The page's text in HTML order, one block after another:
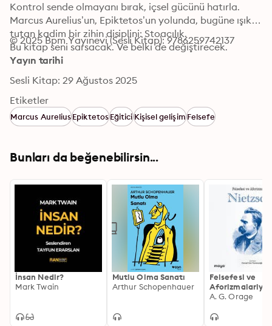
Kontrol sende olmayanı bırak, içsel gücünü hatırla.
Marcus Aurelius’un, Epiktetos’un yolunda, bugüne ışık
tutan kadim bir zihin disiplini: Stoacılık.
Bu kitap seni sarsacak. Ve belki de değiştirecek.
© 2025 Bpm Yayınevi (Sesli Kitap): 9786259742137
Yayın tarihi
Sesli Kitap: 29 Ağustos 2025
Etiketler
Marcus AureliusEpiktetosEğiticiKişisel gelişimFelsefe
Bunları da beğenebilirsin...
İnsan Nedir?
Mark Twain
Mutlu Olma Sanatı
Arthur Schopenhauer
Felsefesi ve
Aforizmalariyla
Nietzsche
A. G. Orage